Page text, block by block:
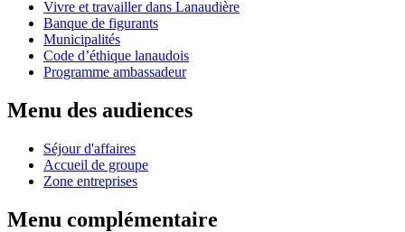
Vivre et travailler dans Lanaudière
Banque de figurants
Municipalités
Code d’éthique lanaudois
Programme ambassadeur
Menu des audiences
Séjour d'affaires
Accueil de groupe
Zone entreprises
Menu complémentaire